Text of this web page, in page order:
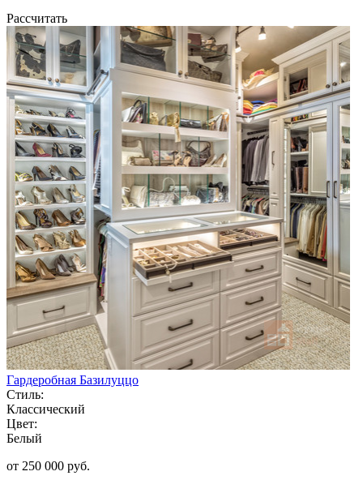
Рассчитать
Гардеробная Базилуццо
Стиль:
Классический
Цвет:
Белый
от 250 000 руб.